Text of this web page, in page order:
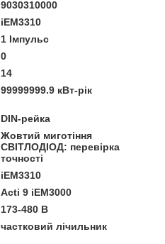
9030310000
iEM3310
1 Імпульс
0
14
99999999.9 кВт-рік
DIN-рейка
Жовтий миготіння
СВІТЛОДІОД: перевірка
точності
iEM3310
Acti 9 iEM3000
173-480 В
частковий лічильник